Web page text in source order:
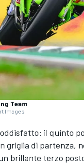
Team
Images
il quinto
griglia di partenza,
brillante terzo